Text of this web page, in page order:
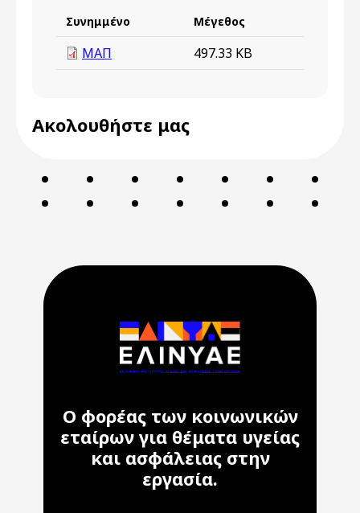
Συνημμένο Μέγεθος
ΜΑΠ 497.33 KB
Ακολουθήστε μας
Ο φορέας των κοινωνικών
εταίρων για θέματα υγείας
και ασφάλειας στην
εργασία.